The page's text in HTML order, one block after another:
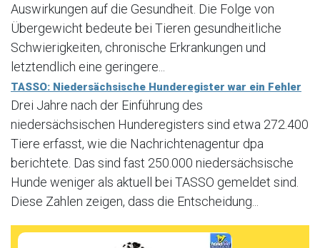
Auswirkungen auf die Gesundheit. Die Folge von
Übergewicht bedeute bei Tieren gesundheitliche
Schwierigkeiten, chronische Erkrankungen und
letztendlich eine geringere...
TASSO: Niedersächsische Hunderegister war ein Fehler
Drei Jahre nach der Einführung des
niedersächsischen Hunderegisters sind etwa 272.400
Tiere erfasst, wie die Nachrichtenagentur dpa
berichtete. Das sind fast 250.000 niedersächsische
Hunde weniger als aktuell bei TASSO gemeldet sind.
Diese Zahlen zeigen, dass die Entscheidung...